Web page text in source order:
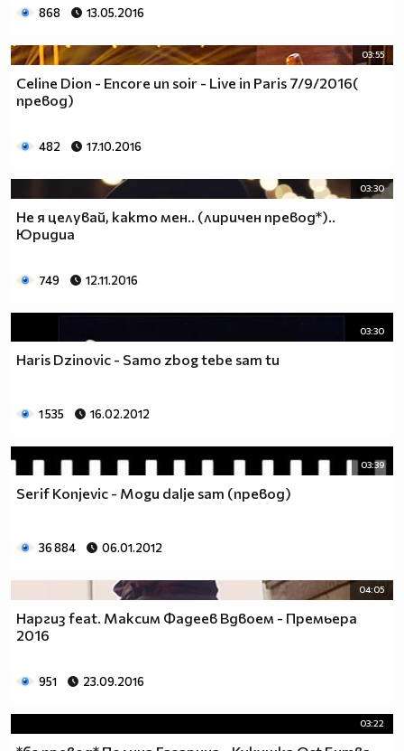
868 13.05.2016
03:55
Cеline Dion - Еncore un soir - Live in Paris 7/9/2016(
превод)
482 17.10.2016
03:30
Не я целувай, както мен.. (лиричен превод*)..
Юридиа
749 12.11.2016
03:30
Haris Dzinovic - Samo zbog tebe sam tu
1 535 16.02.2012
03:39
Serif Konjevic - Mogu dalje sam (превод)
36 884 06.01.2012
04:05
Наргиз feat. Максим Фадеев Вдвоем - Премьера
2016
951 23.09.2016
03:22